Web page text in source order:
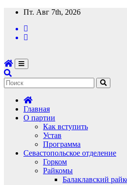
Перейти
содержимому
Пт. Авг 7th, 2026
Главная
О партии
Как вступить
Устав
Программа
Севастопольское отделение
Горком
Райкомы
Балаклавский